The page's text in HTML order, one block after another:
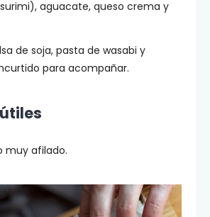
aguacate, queso crema y
de soja, pasta de wasabi y
para acompañar.
muy afilado.